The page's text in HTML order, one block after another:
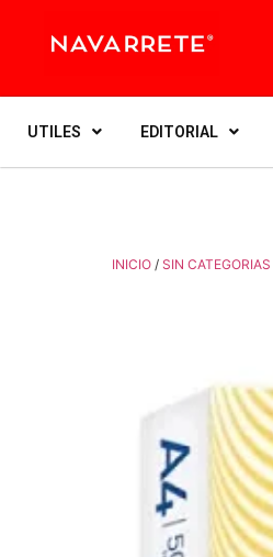
UTILES EDITORIAL
INICIO / SIN CATEGORIAS